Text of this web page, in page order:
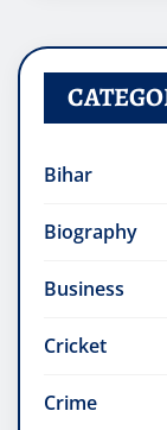
Bihar
Biography
Business
Cricket
Crime